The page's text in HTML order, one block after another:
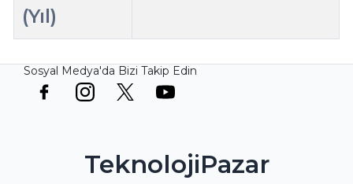
(Yıl)
Sosyal Medya'da Bizi Takip Edin
TeknolojiPazar